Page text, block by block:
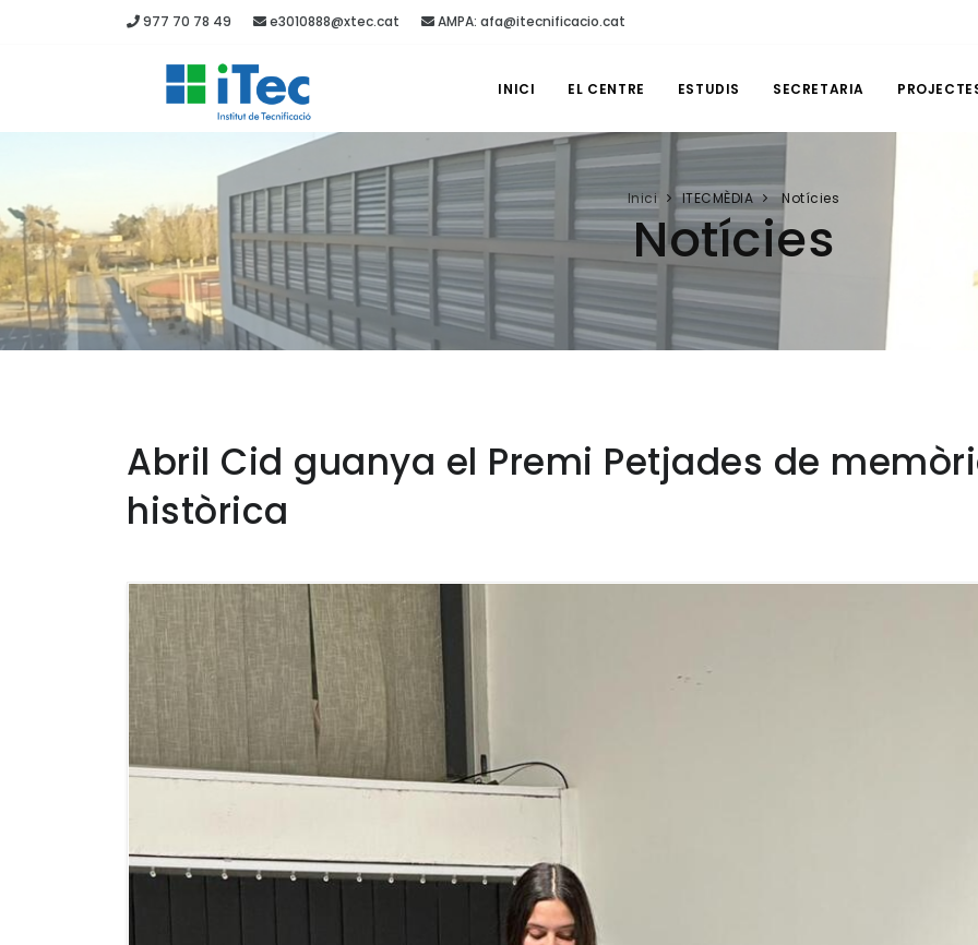
977 70 78 49 e3010888@xtec.cat AMPA: afa@itecnificacio.cat
INICI EL CENTRE ESTUDIS SECRETARIA
Inici ITECMÈDIA Notícies
Notícies
Abril Cid guanya el Premi Petjades de
històrica